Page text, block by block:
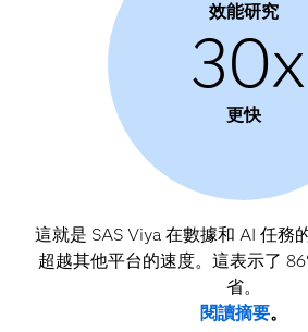
效能研究
30x
更快
這就是 SAS Viya 在數據和 AI 任務
超越其他平台的速度。這表示了
省。
閱讀摘要。